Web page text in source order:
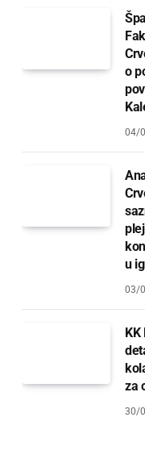
o
04/
u
03/
KK
za
30/